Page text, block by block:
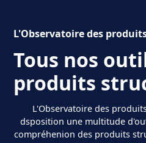
L'Observatoire des
Tous nos
produits
L'Observatoire des
dsposition une multitude
compréhenion des produits